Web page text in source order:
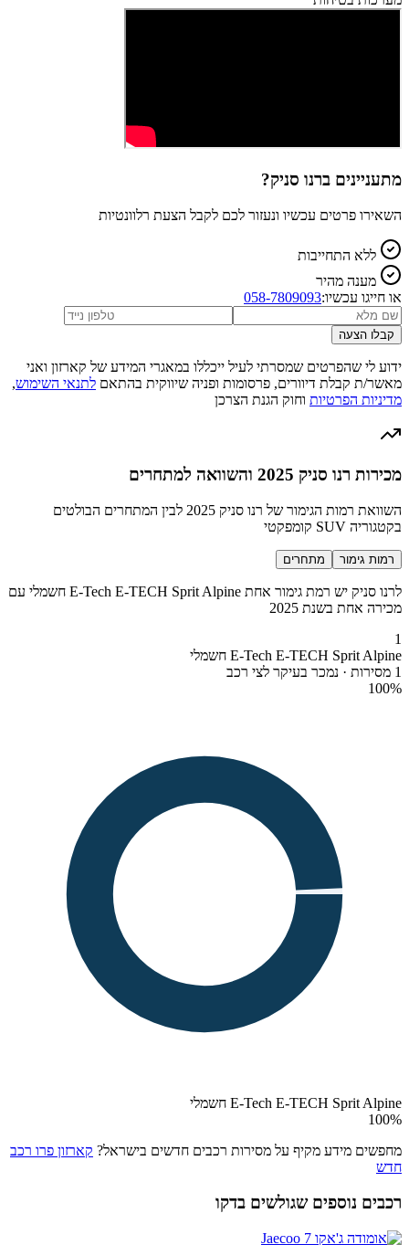
מתעניינים ברנו סניק?
השאירו פרטים עכשיו ונעזור לכם לקבל הצעת רלוונטיות
ללא התחייבות
מענה מהיר
או חייגו עכשיו:058-7809093
קבלו הצעה
ידוע לי שהפרטים שמסרתי לעיל ייכללו במאגרי המידע של קארזון ואני
מאשר/ת קבלת דיוורים, פרסומות ופניה שיווקית בהתאם לתנאי השימוש,
מדיניות הפרטיות וחוק הגנת הצרכן
מכירות רנו סניק 2025 והשוואה למתחרים
השוואת רמות הגימור של רנו סניק 2025 לבין המתחרים הבולטים
בקטגוריה SUV קומפקטי
רמות גימור מתחרים
לרנו סניק יש רמת גימור אחת E-Tech E-TECH Sprit Alpine חשמלי עם
מכירה אחת בשנת 2025
1
E-Tech E-TECH Sprit Alpine חשמלי
1 מסירות · נמכר בעיקר לצי רכב
100%
E-Tech E-TECH Sprit Alpine חשמלי
100%
מחפשים מידע מקיף על מסירות רכבים חדשים בישראל? קארזון פרו רכב
חדש
רכבים נוספים שגולשים בדקו